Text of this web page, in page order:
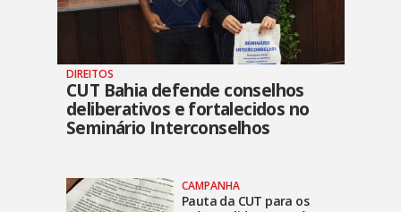
DIREITOS
CUT Bahia defende conselhos
deliberativos e fortalecidos no
Seminário Interconselhos
CAMPANHA
Pauta da CUT para os